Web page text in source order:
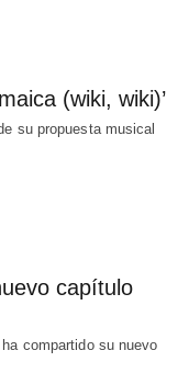
(wiki, wiki)’
su propuesta musical
capítulo
compartido su nuevo